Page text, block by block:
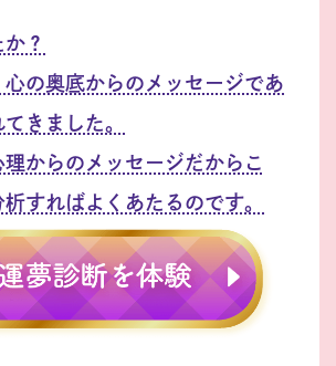
？
心の奥底からのメッセージであ
きました。
理からのメッセージだからこ
すればよくあたるのです。